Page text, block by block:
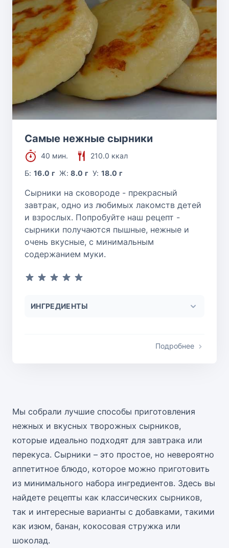
Самые нежные сырники
40 мин.
210.0 ккал
Б:16.0 г Ж:8.0 г У:18.0 г
Сырники на сковороде - прекрасный
завтрак, одно из любимых лакомств детей
и взрослых. Попробуйте наш рецепт -
сырники получаются пышные, нежные и
очень вкусные, с минимальным
содержанием муки.
ИНГРЕДИЕНТЫ
Подробнее
Мы собрали лучшие способы приготовления
нежных и вкусных творожных сырников,
которые идеально подходят для завтрака или
перекуса. Сырники – это простое, но невероятно
аппетитное блюдо, которое можно приготовить
из минимального набора ингредиентов. Здесь вы
найдете рецепты как классических сырников,
так и интересные варианты с добавками, такими
как изюм, банан, кокосовая стружка или
шоколад.